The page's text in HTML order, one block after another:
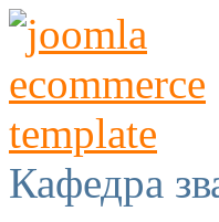
Кафедра